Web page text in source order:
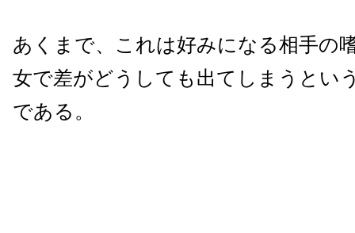
あくまで、これは好みになる相手の
女で差がどうしても出てしまうとい
である。